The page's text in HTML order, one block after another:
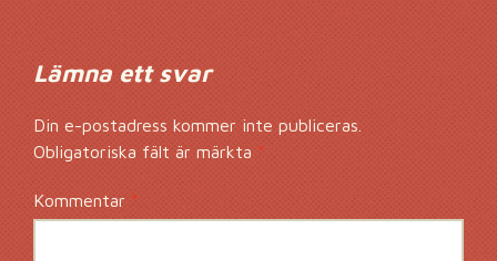
Lämna ett svar
Din e-postadress kommer inte publiceras.
Obligatoriska fält är märkta *
Kommentar*